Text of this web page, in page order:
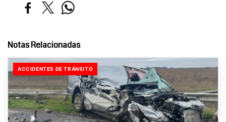
Notas Relacionadas
ACCIDENTES DE TRÁNSITO